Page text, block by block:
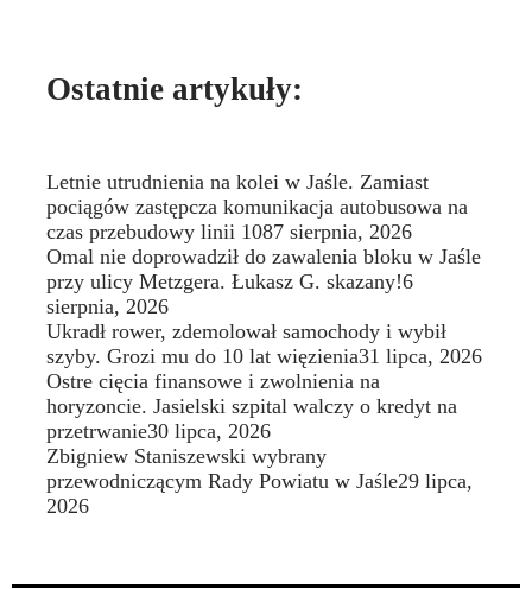
Ostatnie artykuły:
Letnie utrudnienia na kolei w Jaśle. Zamiast
pociągów zastępcza komunikacja autobusowa na
czas przebudowy linii 1087 sierpnia, 2026
Omal nie doprowadził do zawalenia bloku w Jaśle
przy ulicy Metzgera. Łukasz G. skazany!6
sierpnia, 2026
Ukradł rower, zdemolował samochody i wybił
szyby. Grozi mu do 10 lat więzienia31 lipca, 2026
Ostre cięcia finansowe i zwolnienia na
horyzoncie. Jasielski szpital walczy o kredyt na
przetrwanie30 lipca, 2026
Zbigniew Staniszewski wybrany
przewodniczącym Rady Powiatu w Jaśle29 lipca,
2026